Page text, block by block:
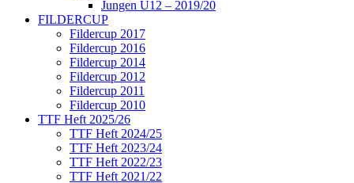
Jungen U12 – 2019/20
FILDERCUP
Fildercup 2017
Fildercup 2016
Fildercup 2014
Fildercup 2012
Fildercup 2011
Fildercup 2010
TTF Heft 2025/26
TTF Heft 2024/25
TTF Heft 2023/24
TTF Heft 2022/23
TTF Heft 2021/22